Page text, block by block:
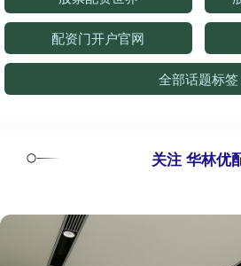
配资门开户官网
全部话题标签
关注 华林优